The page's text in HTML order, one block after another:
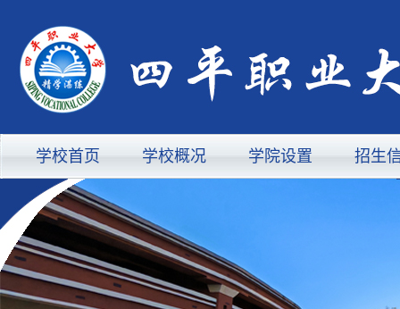
学校首页 学校概况 学院设置 招生